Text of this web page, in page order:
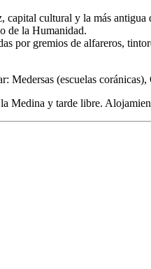
capital cultural y la más
de la Humanidad.
por gremios de alfareros,
Medersas (escuelas
Medina y tarde libre.